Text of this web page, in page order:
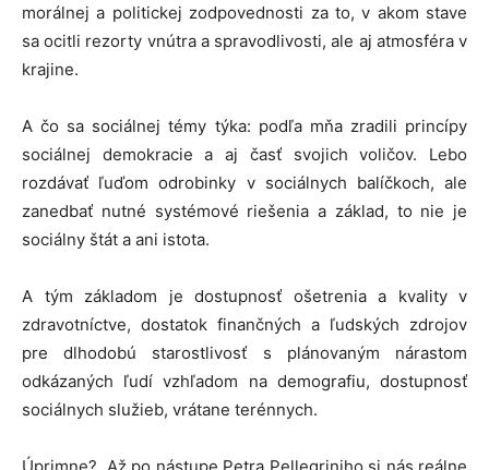
morálnej a politickej zodpovednosti za to, v akom stave
sa ocitli rezorty vnútra a spravodlivosti, ale aj atmosféra v
krajine.
A čo sa sociálnej témy týka: podľa mňa zradili princípy
sociálnej demokracie a aj časť svojich voličov. Lebo
rozdávať ľuďom odrobinky v sociálnych balíčkoch, ale
zanedbať nutné systémové riešenia a základ, to nie je
sociálny štát a ani istota.
A tým základom je dostupnosť ošetrenia a kvality v
zdravotníctve, dostatok finančných a ľudských zdrojov
pre dlhodobú starostlivosť s plánovaným nárastom
odkázaných ľudí vzhľadom na demografiu, dostupnosť
sociálnych služieb, vrátane terénnych.